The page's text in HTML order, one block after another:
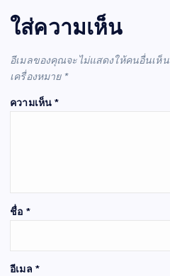
ใส่ความเห็น
อีเมลของคุณจะไม่แสดงให้คนอื่นเห็น
เครื่องหมาย *
ความเห็น *
ชื่อ *
อีเมล *